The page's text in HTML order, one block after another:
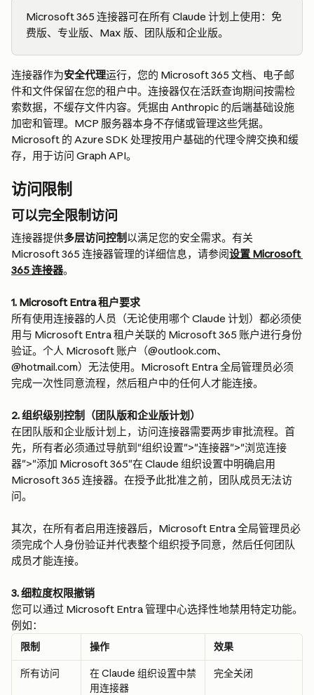
Microsoft 365 连接器可在所有 Claude 计划上使用：免
费版、专业版、Max 版、团队版和企业版。
连接器作为安全代理运行，您的 Microsoft 365 文档、电子邮
件和文件保留在您的租户中。连接器仅在活跃查询期间按需检
索数据，不缓存文件内容。凭据由 Anthropic 的后端基础设施
加密和管理。MCP 服务器本身不存储或管理这些凭据。
Microsoft 的 Azure SDK 处理按用户基础的代理令牌交换和缓
存，用于访问 Graph API。
访问限制
可以完全限制访问
连接器提供多层访问控制 以满足您的安全需求。有关
Microsoft 365 连接器管理的详细信息，请参阅设置 Microsoft
365 连接器。
1. Microsoft Entra 租户要求
所有使用连接器的人员（无论使用哪个 Claude 计划）都必须使
用与 Microsoft Entra 租户关联的 Microsoft 365 账户进行身份
验证。个人 Microsoft 账户（@outlook.com、
@hotmail.com）无法使用。Microsoft Entra 全局管理员必须
完成一次性同意流程，然后租户中的任何人才能连接。
2. 组织级别控制（团队版和企业版计划）
在团队版和企业版计划上，访问连接器需要两步审批流程。首
先，所有者必须通过导航到"组织设置">"连接器">"浏览连接
器">"添加 Microsoft 365"在 Claude 组织设置中明确启用
Microsoft 365 连接器。在授予此批准之前，团队成员无法访
问。
其次，在所有者启用连接器后，Microsoft Entra 全局管理员必
须完成个人身份验证并代表整个组织授予同意，然后任何团队
成员才能连接。
3. 细粒度权限撤销
您可以通过 Microsoft Entra 管理中心选择性地禁用特定功能。
例如：
限制 操作 效果
所有访问
在 Claude 组织设置中禁
用连接器
完全关闭